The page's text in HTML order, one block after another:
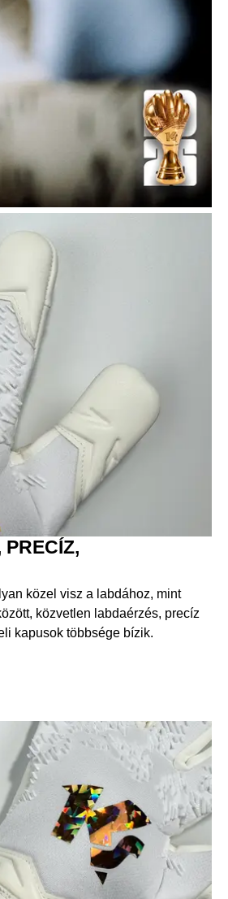
PRECÍZ,
közel visz a labdához, mint
közvetlen labdaérzés, precíz
kapusok többsége bízik.